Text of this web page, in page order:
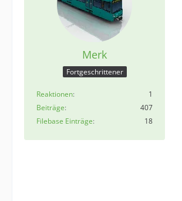
Merk
Fortgeschrittener
Reaktionen
1
Beiträge
407
Filebase Einträge
18